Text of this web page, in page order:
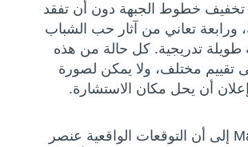
تخفيف خطوط الجبهة دون أن تفقد
ورابعة تعاني من آثار حب الشباب
طويلة تدريجية. كل حالة من هذه
تقييم مختلف، ولا يمكن لصورة
أن يحل مكان الاستشارة.
تشير Mayo Clinic إلى أن التوقعات الواقعية عنصر